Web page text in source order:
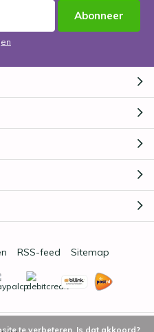
Abonneer
RSS-feed Sitemap
te verbeteren. Is dat akkoord?